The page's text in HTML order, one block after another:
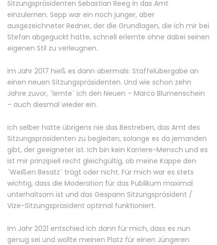
Sitzungspräsidenten Sebastian Reeg in das Amt
einzulernen. Sepp war ein noch junger, aber
ausgezeichneter Redner, der die Grundlagen, die ich mir bei
Stefan abgeguckt hatte, schnell erlernte ohne dabei seinen
eigenen Stil zu verleugnen.
Im Jahr 2017 hieß es dann abermals: Staffelübergabe an
einen neuen Sitzungspräsidenten. Und wie schon zehn
Jahre zuvor, ´lernte´ ich den Neuen – Marco Blumenschein
– auch diesmal wieder ein.
Ich selber hatte übrigens nie das Bestreben, das Amt des
Sitzungspräsidenten zu begleiten, solange es da jemanden
gibt, der geeigneter ist. Ich bin kein Karriere-Mensch und es
ist mir prinzipiell recht gleichgültig, ob meine Kappe den
´Weißen Besatz´ trägt oder nicht. Für mich war es stets
wichtig, dass die Moderation für das Publikum maximal
unterhaltsam ist und das Gespann Sitzungspräsident /
Vize-Sitzungspräsident optimal funktioniert.
Im Jahr 2021 entschied ich dann für mich, dass es nun
genug sei und wollte meinen Platz für einen Jüngeren